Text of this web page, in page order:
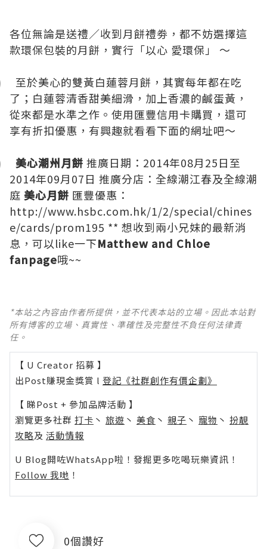
各位無論是送禮／收到月餅禮劵，都不妨選擇這
款環保包裝的月餅，實行「以心 愛環保」 ～
至於美心的雙黃白蓮蓉月餅，其實每年都在吃
了；白蓮蓉清香甜美細滑，加上香濃的鹹蛋黃，
從來都是水準之作。使用匯豐信用卡購買，還可
享有折扣優惠，有興趣就看看下面的網址吧～
美心潮州月餅 推廣日期：2014年08月25日至
2014年09月07日 推廣分店：全線潮江春及全線潮
庭 美心月餅 匯豐優惠：
http://www.hsbc.com.hk/1/2/special/chines
e/cards/prom195 ** 想收到兩小兄妹的最新消
息，可以like一下Matthew and Chloe
fanpage哦~~
*本站之內容由作者所提供，並不代表本站的立場。因此本站對
所有博客的立場、真實性、準確性及完整性不負任何法律責
任。
【 U Creator 招募 】
出Post賺現金獎賞 l 登記《社群創作有價企劃》
【 睇Post + 參加品牌活動 】
瀏覽更多社群 打卡 丶 旅遊 丶 美食 丶 親子 丶 寵物 丶 扮靚
攻略及 活動情報
U Blog開咗WhatsApp啦！發掘更多吃喝玩樂資訊！
Follow 我哋 ！
0個讚好